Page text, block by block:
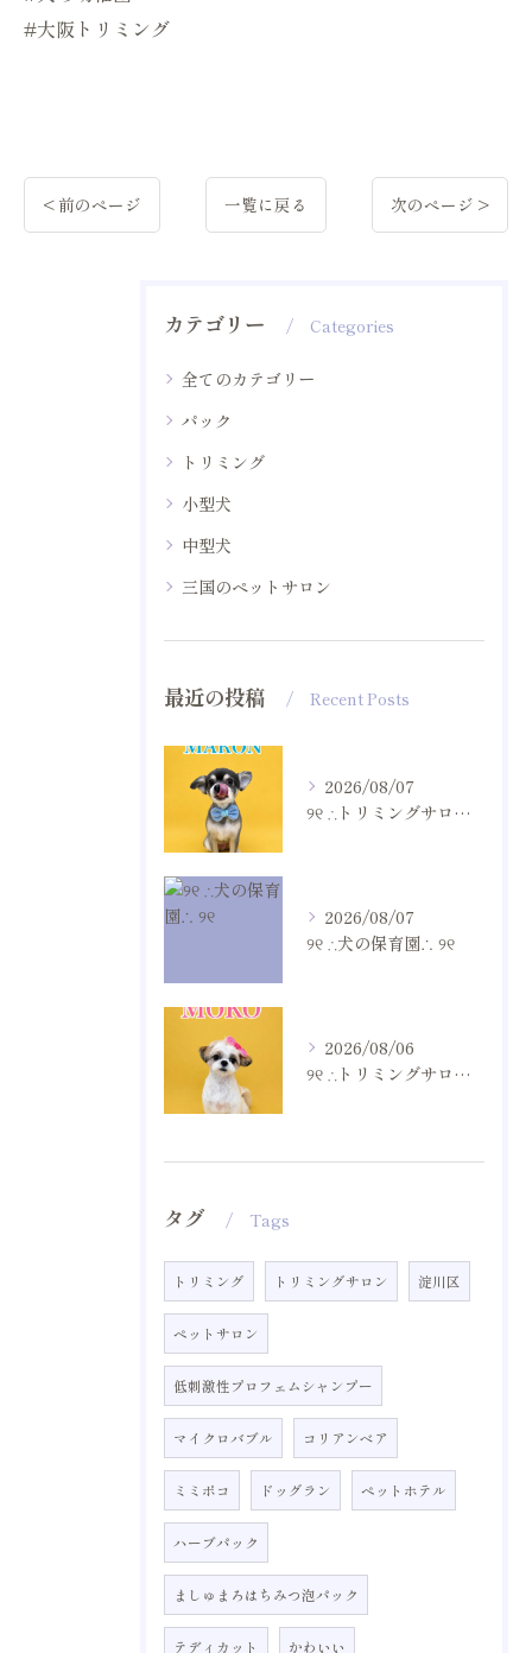
#大阪トリミング
< 前のページ 一覧に戻る 次のページ >
カテゴリー Categories
全てのカテゴリー
パック
トリミング
小型犬
中型犬
三国のペットサロン
最近の投稿 Recent Posts
2026/08/07
୨୧ ∴トリミングサロン∴ ୨୧
2026/08/07
୨୧ ∴犬の保育園∴ ୨୧
2026/08/06
୨୧ ∴トリミングサロン∴ ୨୧
タグ Tags
トリミング トリミングサロン 淀川区
ペットサロン
低刺激性プロフェムシャンプー
マイクロバブル コリアンベア
ミミポコ ドッグラン ペットホテル
ハーブパック
ましゅまろはちみつ泡パック
テディカット かわいい